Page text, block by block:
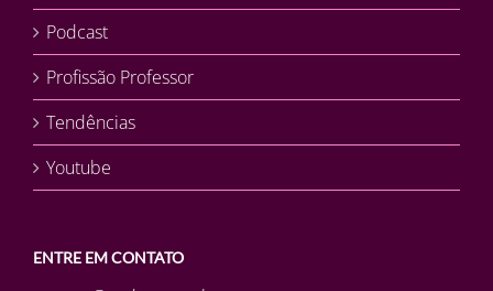
Podcast
Profissão Professor
Tendências
Youtube
ENTRE EM CONTATO